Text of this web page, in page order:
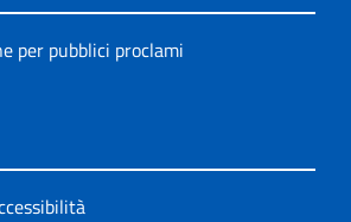
per pubblici proclami